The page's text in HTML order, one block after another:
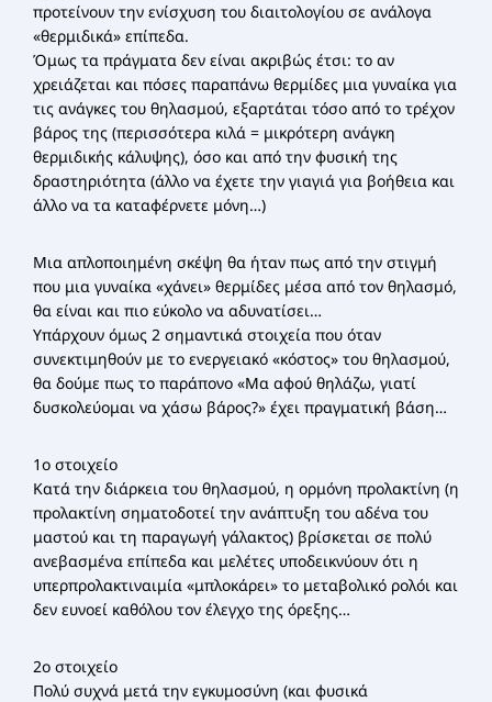
προτείνουν την ενίσχυση του διαιτολογίου σε ανάλογα
«θερμιδικά» επίπεδα.
Όμως τα πράγματα δεν είναι ακριβώς έτσι: το αν
χρειάζεται και πόσες παραπάνω θερμίδες μια γυναίκα για
τις ανάγκες του θηλασμού, εξαρτάται τόσο από το τρέχον
βάρος της (περισσότερα κιλά = μικρότερη ανάγκη
θερμιδικής κάλυψης), όσο και από την φυσική της
δραστηριότητα (άλλο να έχετε την γιαγιά για βοήθεια και
άλλο να τα καταφέρνετε μόνη…)
Μια απλοποιημένη σκέψη θα ήταν πως από την στιγμή
που μια γυναίκα «χάνει» θερμίδες μέσα από τον θηλασμό,
θα είναι και πιο εύκολο να αδυνατίσει…
Υπάρχουν όμως 2 σημαντικά στοιχεία που όταν
συνεκτιμηθούν με το ενεργειακό «κόστος» του θηλασμού,
θα δούμε πως το παράπονο «Μα αφού θηλάζω, γιατί
δυσκολεύομαι να χάσω βάρος?» έχει πραγματική βάση…
1ο στοιχείο
Κατά την διάρκεια του θηλασμού, η ορμόνη προλακτίνη (η
προλακτίνη σηματοδοτεί την ανάπτυξη του αδένα του
μαστού και τη παραγωγή γάλακτος) βρίσκεται σε πολύ
ανεβασμένα επίπεδα και μελέτες υποδεικνύουν ότι η
υπερπρολακτιναιμία «μπλοκάρει» το μεταβολικό ρολόι και
δεν ευνοεί καθόλου τον έλεγχο της όρεξης…
2ο στοιχείο
Πολύ συχνά μετά την εγκυμοσύνη (και φυσικά